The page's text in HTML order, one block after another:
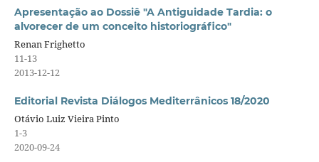
Apresentação ao Dossiê "A Antiguidade Tardia: o
alvorecer de um conceito historiográfico"
Renan Frighetto
11-13
2013-12-12
Editorial Revista Diálogos Mediterrânicos 18/2020
Otávio Luiz Vieira Pinto
1-3
2020-09-24